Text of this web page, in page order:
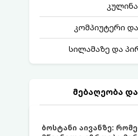
კომპიუტერი
სილამაზე და
მებაღეობა
ბოსტანი აივანზე: